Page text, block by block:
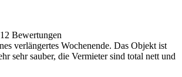
12 Bewertungen
verlängertes Wochenende. Das Objekt ist
sehr sauber, die Vermieter sind total nett und